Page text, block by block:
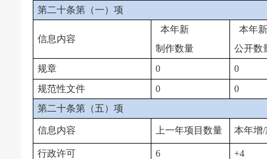
第二十条第（一）项
信息内容
本年新
制作数量
本年
公开数
规章
0
0
规范性文件
0
0
第二十条第（五）项
信息内容 上一年项目数量 本年增
行政许可 6 +4